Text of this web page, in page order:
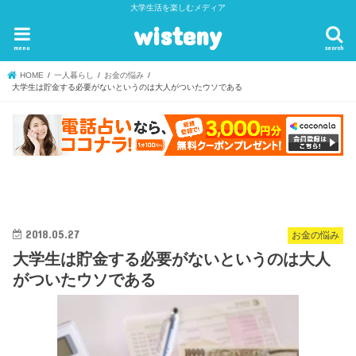
大学生活を楽しむメディア
wisteny search
menu
HOME 一人暮らし
お金の悩み
大学生は貯金する必要がないというのは大人がついたウソである
お金の悩み
2018.05.27
大学生は貯金する必要がないというのは大人
がついたウソである